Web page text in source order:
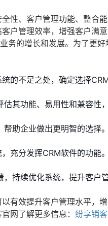
性、客户管理功能、整合
户管理效率，增强客户满
务的增长和发展。为了更
的不足之处，确定选择
其功能、易用性和兼容性
助企业做出更明智的选择。
充分发挥CRM软件的功能。
持续优化系统，提升客户管
有效提升客户管理水平，
网了解更多信息： 纷享销